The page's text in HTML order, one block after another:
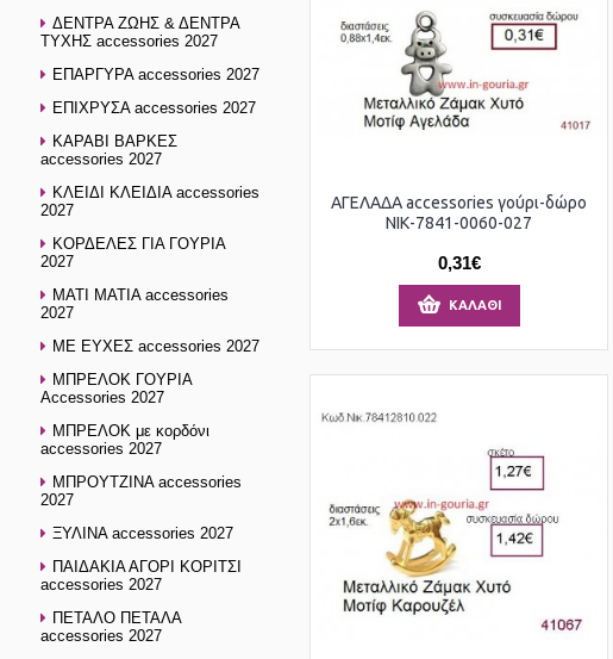
ΔΕΝΤΡΑ ΖΩΗΣ & ΔΕΝΤΡΑ
ΤΥΧΗΣ accessories 2027
ΕΠΑΡΓΥΡΑ accessories 2027
ΕΠΙΧΡΥΣΑ accessories 2027
ΚΑΡΑΒΙ ΒΑΡΚΕΣ
accessories 2027
ΚΛΕΙΔΙ ΚΛΕΙΔΙΑ accessories
2027
ΚΟΡΔΕΛΕΣ ΓΙΑ ΓΟΥΡΙΑ
2027
ΜΑΤΙ ΜΑΤΙΑ accessories
2027
ΜΕ ΕΥΧΕΣ accessories 2027
ΜΠΡΕΛΟΚ ΓΟΥΡΙΑ
Accessories 2027
ΜΠΡΕΛΟΚ με κορδόνι
accessories 2027
ΜΠΡΟΥΤΖΙΝΑ accessories
2027
ΞΥΛΙΝΑ accessories 2027
ΠΑΙΔΑΚΙΑ ΑΓΟΡΙ ΚΟΡΙΤΣΙ
accessories 2027
ΠΕΤΑΛΟ ΠΕΤΑΛΑ
accessories 2027
ΑΓΕΛΑΔΑ accessories γούρι-δώρο
ΝΙΚ-7841-0060-027
0,31€
ΚΑΛΆΘΙ